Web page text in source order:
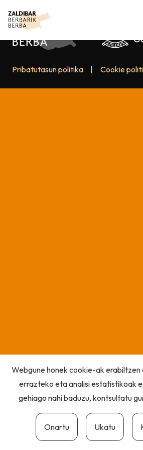
Pribatutasun politika Cookie
Webgune honek cookie-ak erabiltzen
errazteko eta analisi estatistikoak
gehiago nahi baduzu, kontsultatu
Onartu Ukatu